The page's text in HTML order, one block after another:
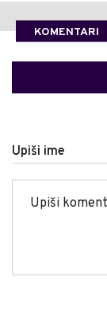
KOMENTARI
Upiši ime